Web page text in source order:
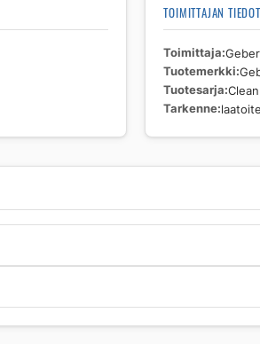
TOIMITTAJAN TIEDOT
Toimittaja
Tuotemerkki
Tuotesarja
Tarkenne